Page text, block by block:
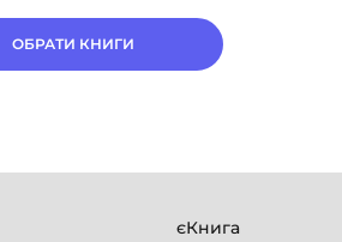
ОБРАТИ КНИГИ
єКнига